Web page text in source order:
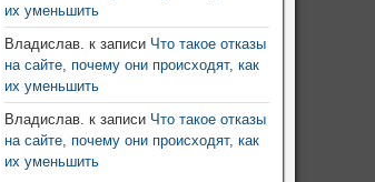
их уменьшить
Владислав. к записи Что такое отказы
на сайте, почему они происходят, как
их уменьшить
Владислав. к записи Что такое отказы
на сайте, почему они происходят, как
их уменьшить